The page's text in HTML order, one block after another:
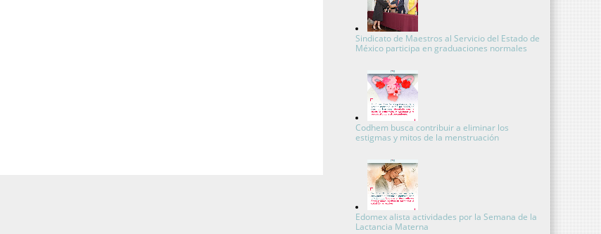
Sindicato de Maestros al Servicio del Estado de
México participa en graduaciones normales
Codhem busca contribuir a eliminar los
estigmas y mitos de la menstruación
Edomex alista actividades por la Semana de la
Lactancia Materna